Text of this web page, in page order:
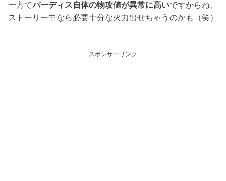
一方でパーディス自体の物攻値が異常に高いですからね、
ストーリー中なら必要十分な火力出せちゃうのかも（笑）
スポンサーリンク